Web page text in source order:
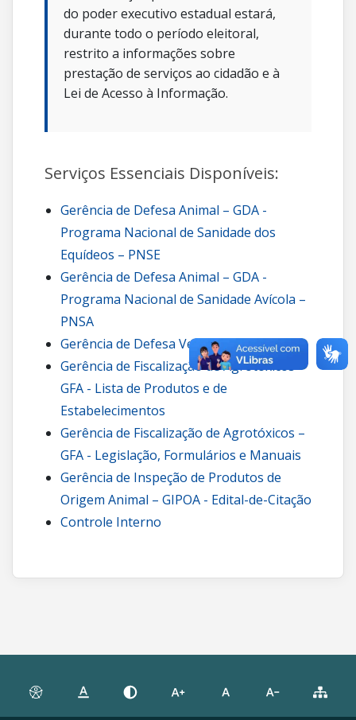
do poder executivo estadual estará,
durante todo o período eleitoral,
restrito a informações sobre
prestação de serviços ao cidadão e à
Lei de Acesso à Informação.
Serviços Essenciais Disponíveis:
Gerência de Defesa Animal – GDA -
Programa Nacional de Sanidade dos
Equídeos – PNSE
Gerência de Defesa Animal – GDA -
Programa Nacional de Sanidade Avícola –
PNSA
Gerência de Defesa Vegetal – GDV
Gerência de Fiscalização de Agrotóxicos –
GFA - Lista de Produtos e de
Estabelecimentos
Gerência de Fiscalização de Agrotóxicos –
GFA - Legislação, Formulários e Manuais
Gerência de Inspeção de Produtos de
Origem Animal – GIPOA - Edital-de-Citação
Controle Interno